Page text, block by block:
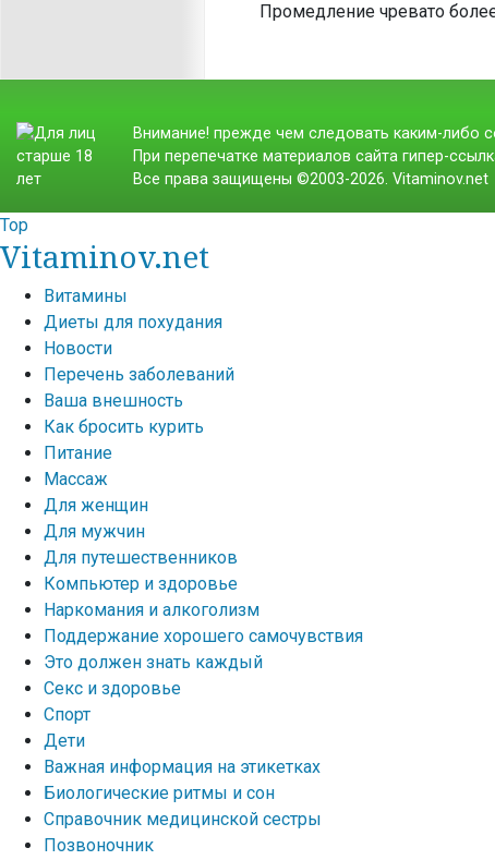
Промедление чревато
Внимание! прежде чем следовать каким-либо
При перепечатке материалов сайта гипер-
Все права защищены ©2003-2026. Vitaminov.net
Top
Vitaminov.net
Витамины
Диеты для похудания
Новости
Перечень заболеваний
Ваша внешность
Как бросить курить
Питание
Массаж
Для женщин
Для мужчин
Для путешественников
Компьютер и здоровье
Наркомания и алкоголизм
Поддержание хорошего самочувствия
Это должен знать каждый
Секс и здоровье
Спорт
Дети
Важная информация на этикетках
Биологические ритмы и сон
Справочник медицинской сестры
Позвоночник